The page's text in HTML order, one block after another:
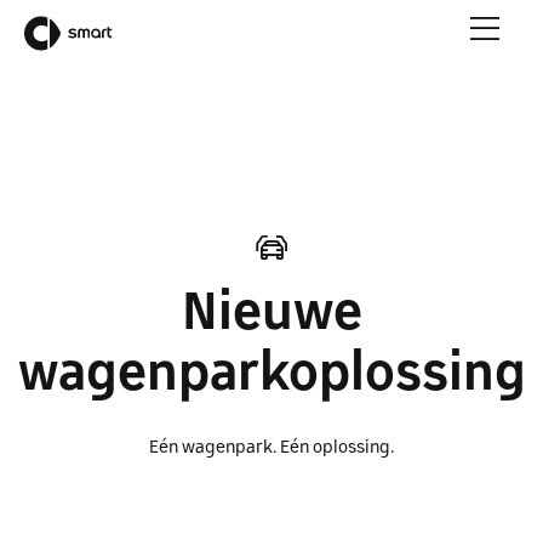
Nieuwe
wagenparkoplossing
Eén wagenpark. Eén oplossing.